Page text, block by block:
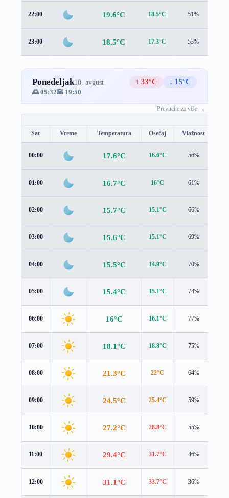
22:00 19.6°C 18.5°C 51%
23:00 18.5°C 17.3°C 53%
Ponedeljak10. avgust ↑ 33°C
↓ 15°C
🌅 05:32🌇 19:50
Prevucite za više →
Sat Vreme Temperatura Osećaj Vlažnost
00:00 17.6°C 16.6°C 56%
01:00 16.7°C 16°C 61%
02:00 15.7°C 15.1°C 66%
03:00 15.6°C 15.1°C 69%
04:00 15.5°C 14.9°C 70%
05:00 15.4°C 15.1°C 74%
06:00 16°C 16.1°C 77%
07:00 18.1°C 18.8°C 75%
08:00 21.3°C 22°C 64%
09:00 24.5°C 25.4°C 59%
10:00 27.2°C 28.8°C 55%
11:00 29.4°C 31.7°C 46%
12:00 31.1°C 33.7°C 36%